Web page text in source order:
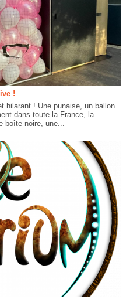
!
hilarant ! Une punaise, un ballon
dans toute la France, la
boîte noire, une...